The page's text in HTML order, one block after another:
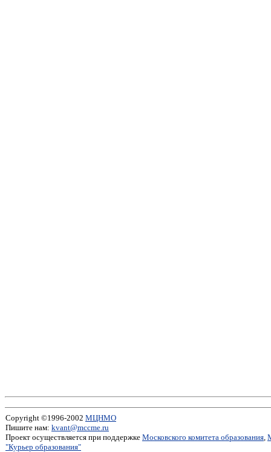
Copyright ©1996-2002 МЦНМО
Пишите нам: kvant@mccme.ru
Проект осуществляется при поддержке Московского комитета образования,
"Курьер образования"